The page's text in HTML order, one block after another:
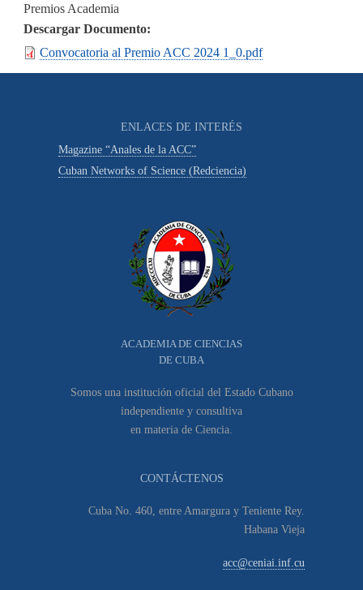
Premios Academia
Descargar Documento
Convocatoria al Premio ACC 2024 1_0.pdf
ENLACES DE INTERÉS
Magazine “Anales de la ACC”
Cuban Networks of Science (Redciencia)
ACADEMIA DE CIENCIAS
DE CUBA
Somos una institución oficial del Estado Cubano
independiente y consultiva
en materia de Ciencia.
CONTÁCTENOS
Cuba No. 460, entre Amargura y Teniente Rey.
Habana Vieja
acc@ceniai.inf.cu